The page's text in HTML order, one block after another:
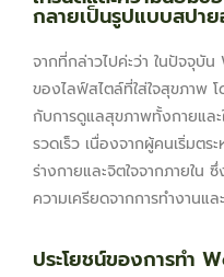
กลายเป็นรูปแบบสปา
จากที่กล่าวไปค่ะว่า ในปัจจุบั
ของไลฟ์สไตล์ที่ใส่ใจสุขภาพ
กับการดูแลสุขภาพทั้งกายและ
รวดเร็ว เนื่องจากผู้คนเริ่ม
ร่างกายและจิตใจจากภายใ
ความเครียดจากการทำงานแ
ประโยชน์ของการทำ